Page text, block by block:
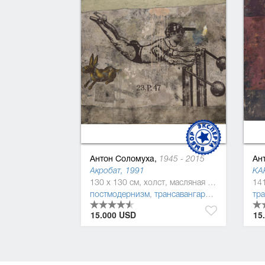
Антон Соломуха, 1945 - 2015
Акробат, 1991
130 x 130 см, холст, масляная краска
постмодернизм, трансавангард , символизм
15.000 USD